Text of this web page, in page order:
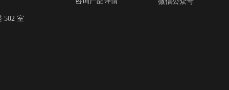
502 室